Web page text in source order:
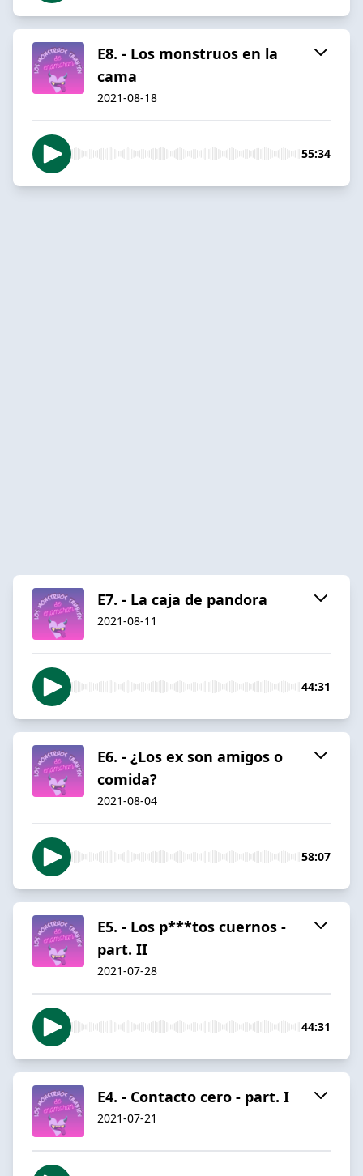
E8. - Los monstruos en la
cama
2021-08-18
55:34
E7. - La caja de pandora
2021-08-11
44:31
E6. - ¿Los ex son amigos o
comida?
2021-08-04
58:07
E5. - Los p***tos cuernos -
part. II
2021-07-28
44:31
E4. - Contacto cero - part. I
2021-07-21